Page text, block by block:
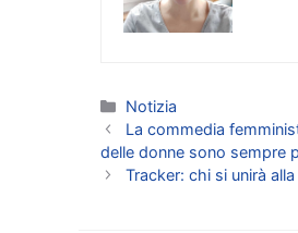
Categorie
Notizia
La commedia
delle donne sono sempre
Tracker: chi si unirà